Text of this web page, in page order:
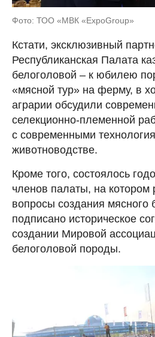
Фото: ТОО «МВК «ExpoGroup»
Кстати, эксклюзивный
Республиканская Палата
белоголовой – к юбилею
«мясной тур» на ферму, в
аграрии обсудили
селекционно-племенной
с современными
животноводстве.
Кроме того, состоялось
членов палаты, на котором
вопросы создания мясного
подписано историческое
создании Мировой
белоголовой породы.